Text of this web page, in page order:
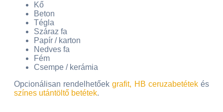
Kő
Beton
Tégla
Száraz fa
Papír / karton
Nedves fa
Fém
Csempe / kerámia
Opcionálisan rendelhetőekgrafit, HB ceruzabetétekés
színes utántöltő betétek.